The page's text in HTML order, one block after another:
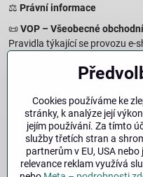
⚖️ Právní informace
📜VOP – Všeobecné
Pravidla týkající se provozu e-
Zásady zpracování osobních
Jak chráníme a
Informace o cookies
Informace o používaných
Právo na odstoupení –
Postup a podmínky
Impresum
Cookies používáme ke
stránky, k analýze její
jejím používání. Za tímto
služby třetích stran a
partnerům v EU, USA
relevance reklam využívá